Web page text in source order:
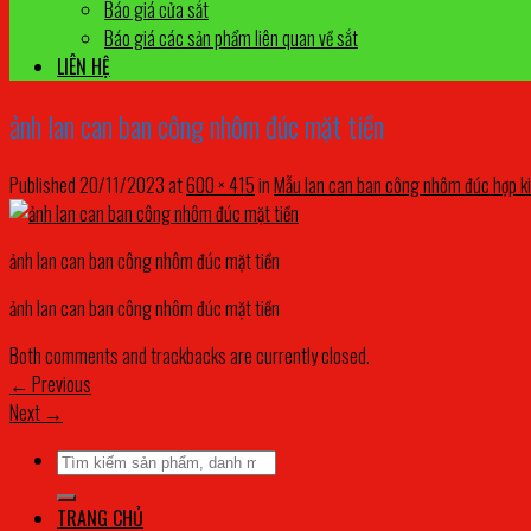
Báo giá cửa sắt
Báo giá các sản phẩm liên quan về sắt
LIÊN HỆ
ảnh lan can ban công nhôm đúc mặt tiền
Published20/11/2023at600 × 415inMẫu lan can ban công nhôm đúc hợp
ảnh lan can ban công nhôm đúc mặt tiền
ảnh lan can ban công nhôm đúc mặt tiền
Both comments and trackbacks are currently closed.
← Previous
Next →
Tìm
kiếm:
TRANG CHỦ